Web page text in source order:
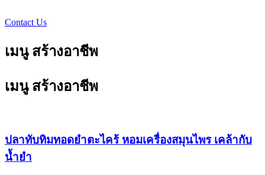
Contact Us
เมนู สร้างอาชีพ
เมนู สร้างอาชีพ
ปลาทับทิมทอดยำตะไคร้ หอมเครื่องสมุนไพร เคล้ากับ
น้ำยำ